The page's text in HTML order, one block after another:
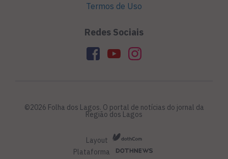
Termos de Uso
Redes Sociais
©2026 Folha dos Lagos. O portal de notícias do jornal da
Região dos Lagos
Layout
Plataforma